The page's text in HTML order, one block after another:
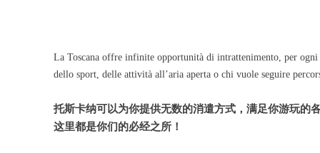
La Toscana offre infinite opportunità di intrattenimento, per ogni
dello sport, delle attività all’aria aperta o chi vuole seguire
托斯卡纳可以为你提供无数的消遣方式，满足你游玩的
这里都是你们的必经之所！